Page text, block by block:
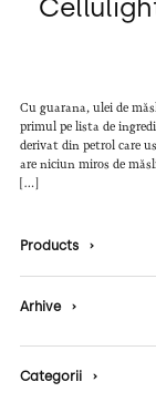
Cu guarana, ulei de
primul pe lista de
derivat din petrol care
are niciun miros de
[…]
Products ›
Arhive ›
Categorii ›